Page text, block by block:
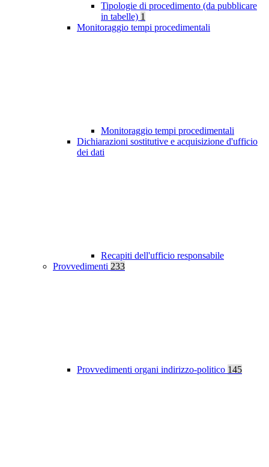
Tipologie di procedimento (da pubblicare
in tabelle) 1
Monitoraggio tempi procedimentali
Monitoraggio tempi procedimentali
Dichiarazioni sostitutive e acquisizione d'ufficio
dei dati
Recapiti dell'ufficio responsabile
Provvedimenti 233
Provvedimenti organi indirizzo-politico 145